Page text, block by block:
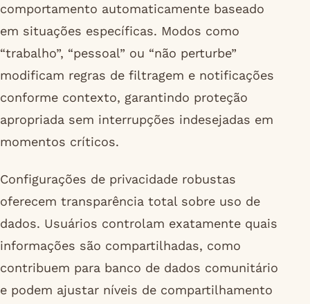
comportamento automaticamente baseado
em situações específicas. Modos como
“trabalho”, “pessoal” ou “não perturbe”
modificam regras de filtragem e notificações
conforme contexto, garantindo proteção
apropriada sem interrupções indesejadas em
momentos críticos.
Configurações de privacidade robustas
oferecem transparência total sobre uso de
dados. Usuários controlam exatamente quais
informações são compartilhadas, como
contribuem para banco de dados comunitário
e podem ajustar níveis de compartilhamento